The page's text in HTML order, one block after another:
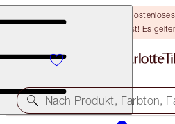
LETZTE CHANCE! Erhalte ein
€ ausgibst! Es
Nach Produkt, Farbton,